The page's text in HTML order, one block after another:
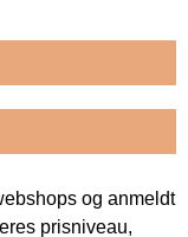
og anmeldt
prisniveau,